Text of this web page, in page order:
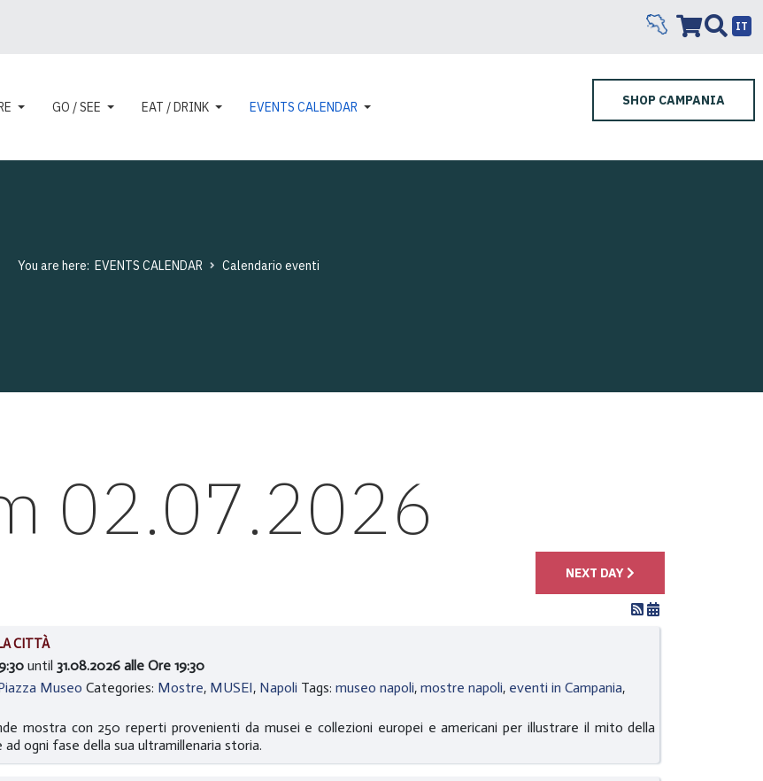
IT
GO / SEE EAT / DRINK EVENTS CALENDAR SHOP CAMPANIA
You are here: EVENTS CALENDAR Calendario eventi
02.07.2026
NEXT DAY
CITTÀ
until 31.08.2026 alle Ore 19:30
Museo Categories: Mostre, MUSEI, Napoli Tags: museo napoli, mostre napoli, eventi in Campania,
mostra con 250 reperti provenienti da musei e collezioni europei e americani per illustrare il mito della
ogni fase della sua ultramillenaria storia.